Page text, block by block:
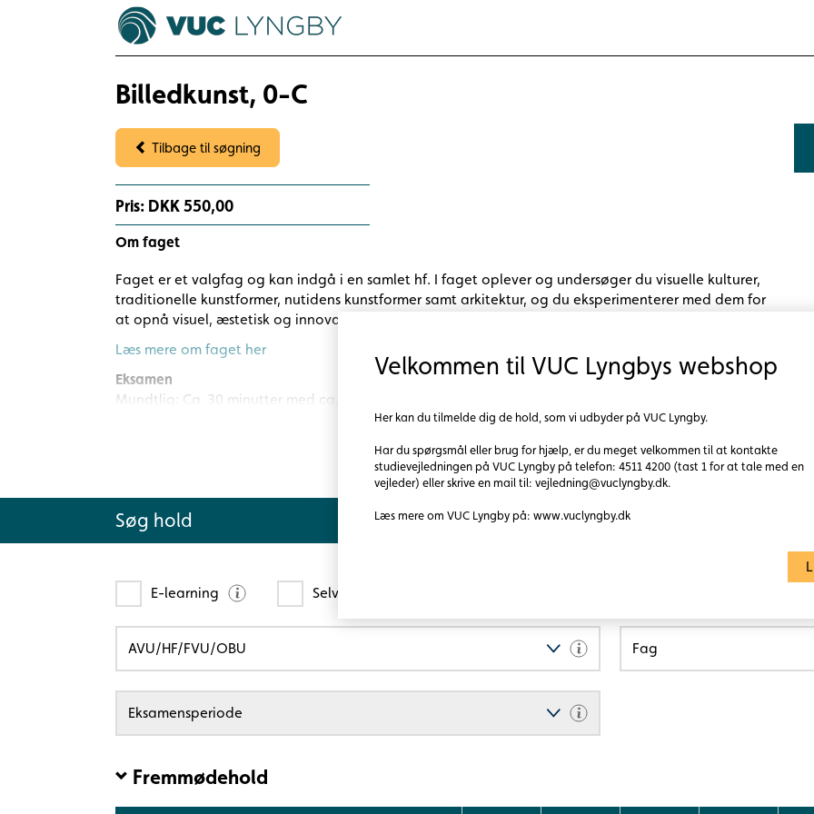
Billedkunst, 0-C
Tilbage til søgning
Pris: DKK 550,00
Om faget
Faget er et valgfag og kan indgå i en samlet hf. I faget oplever og undersøger du visuelle kulturer,
traditionelle kunstformer, nutidens kunstformer samt arkitektur, og du eksperimenterer med dem for
at opnå visuel, æstetisk og innovativ viden og kompetence.
Læs mere om faget her
Eksamen
Mundtlig: Ca. 30 minutter med ca. 60 minutters forberedelse.
Du kan følge faget, hvis du opfylder de almindelige krav til at gå på hf.
Læs mere
Søg hold
E-learning Selvstudie (KUN eksamen)
AVU/HF/FVU/OBU Fag
Eksamensperiode
Fremmødehold
Velkommen til VUC Lyngbys webshop
Her kan du tilmelde dig de hold, som vi udbyder på VUC Lyngby.
Har du spørgsmål eller brug for hjælp, er du meget velkommen til at kontakte
studievejledningen på VUC Lyngby på telefon: 4511 4200 (tast 1 for at tale med en
vejleder) eller skrive en mail til: vejledning@vuclyngby.dk.
Læs mere om VUC Lyngby på: www.vuclyngby.dk